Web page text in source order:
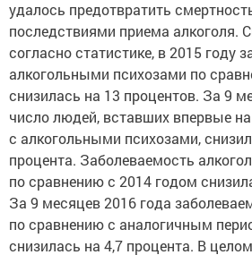
удалось предотвратить
последствиями приема алкоголя.
согласно статистике, в 2015 году
алкогольными психозами по
снизилась на 13 процентов. За 9
число людей, вставших впервые
с алкогольными психозами,
процента. Заболеваемость
по сравнению с 2014 годом
За 9 месяцев 2016 года
по сравнению с аналогичным
снизилась на 4,7 процента. В